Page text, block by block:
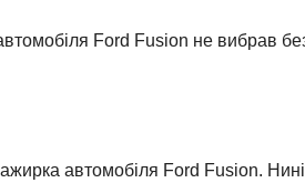
Ford Fusion не вибрав
автомобіля Ford Fusion.